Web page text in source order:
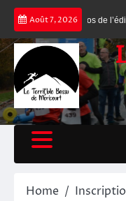
Skip
content
Août 7, 2026
2024 Photos de
Home